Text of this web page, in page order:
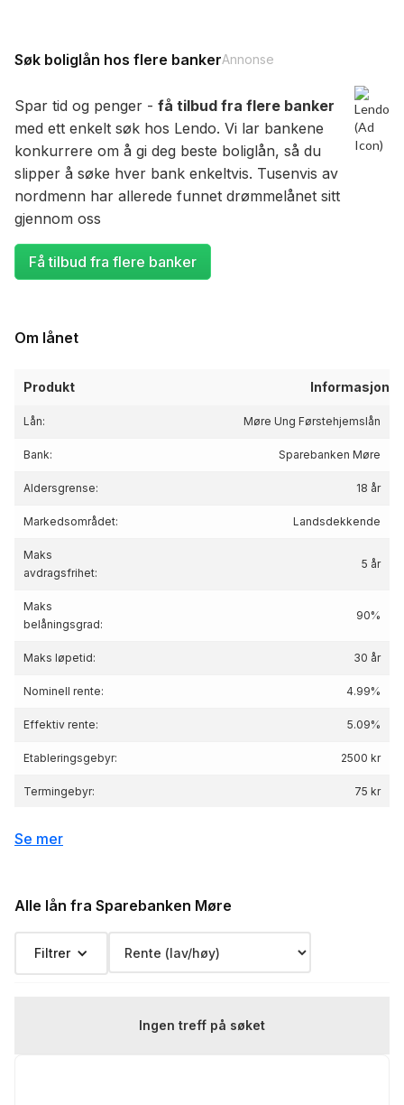
Søk boliglån hos flere bankerAnnonse
Spar tid og penger - få tilbud fra flere banker
med ett enkelt søk hos Lendo. Vi lar bankene
konkurrere om å gi deg beste boliglån, så du
slipper å søke hver bank enkeltvis. Tusenvis av
nordmenn har allerede funnet drømmelånet sitt
gjennom oss
Få tilbud fra flere banker
Om lånet
Produkt Informasjon
Lån: Møre Ung Førstehjemslån
Bank: Sparebanken Møre
Aldersgrense: 18 år
Markedsområdet: Landsdekkende
Maks
avdragsfrihet:
5 år
Maks
belåningsgrad:
90%
Maks løpetid: 30 år
Nominell rente: 4.99%
Effektiv rente: 5.09%
Etableringsgebyr: 2500 kr
Termingebyr: 75 kr
Se mer
Alle lån fra Sparebanken Møre
Filtrer
Ingen treff på søket